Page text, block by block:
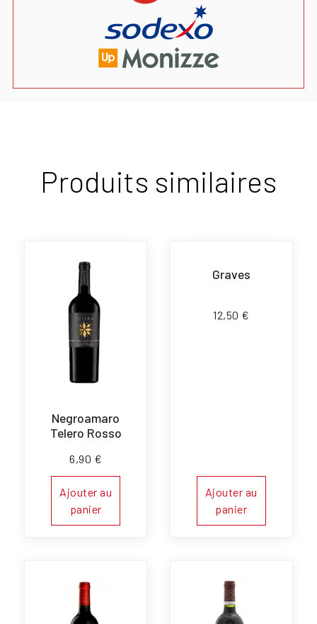
Produits similaires
Negroamaro
Telero Rosso
6,90 €
Ajouter au
panier
Graves
12,50 €
Ajouter au
panier